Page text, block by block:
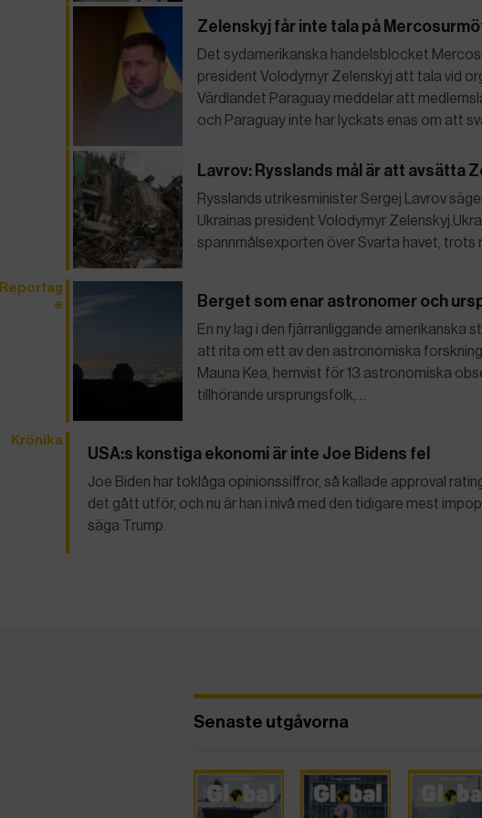
Zelenskyj får inte tala på
Det sydamerikanska handelsblocket
president Volodymyr Zelenskyj att tala vid
Värdlandet Paraguay meddelar att
och Paraguay inte har lyckats enas om att
Lavrov: Rysslands mål är att avsätta
Rysslands utrikesminister Sergej Lavrov
Ukrainas president Volodymyr
spannmålsexporten över Svarta havet, trots
Reportag
e
Berget som enar astronomer och
En ny lag i den fjärranliggande amerikanska
att rita om ett av den astronomiska
Mauna Kea, hemvist för 13 astronomiska
tillhörande ursprungsfolk,…
Krönika
USA:s konstiga ekonomi är inte Joe Bidens fel
Joe Biden har toklåga opinionssiffror, så kallade approval
det gått utför, och nu är han i nivå med den tidigare mest
säga Trump.
Senaste utgåvorna